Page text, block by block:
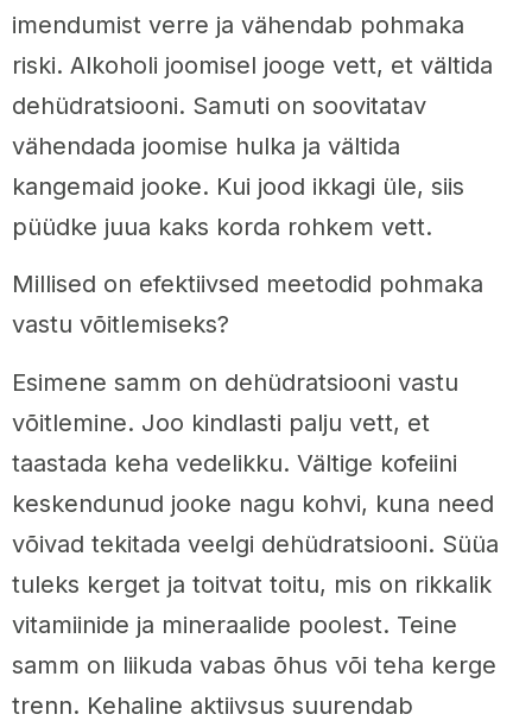
imendumist verre ja vähendab pohmaka
riski. Alkoholi joomisel jooge vett, et vältida
dehüdratsiooni. Samuti on soovitatav
vähendada joomise hulka ja vältida
kangemaid jooke. Kui jood ikkagi üle, siis
püüdke juua kaks korda rohkem vett.
Millised on efektiivsed meetodid pohmaka
vastu võitlemiseks?
Esimene samm on dehüdratsiooni vastu
võitlemine. Joo kindlasti palju vett, et
taastada keha vedelikku. Vältige kofeiini
keskendunud jooke nagu kohvi, kuna need
võivad tekitada veelgi dehüdratsiooni. Süüa
tuleks kerget ja toitvat toitu, mis on rikkalik
vitamiinide ja mineraalide poolest. Teine
samm on liikuda vabas õhus või teha kerge
trenn. Kehaline aktiivsus suurendab